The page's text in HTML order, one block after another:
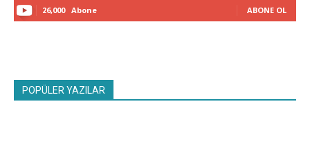
26,000 Abone ABONE OL
POPÜLER YAZILAR